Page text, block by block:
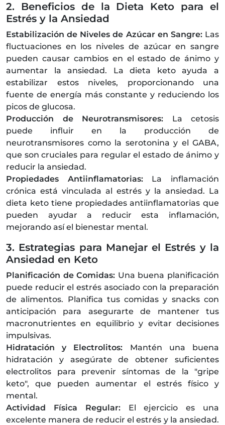
2. Beneficios de la Dieta Keto para el
Estrés y la Ansiedad
Estabilización de Niveles de Azúcar en Sangre:Las
fluctuaciones en los niveles de azúcar en sangre
pueden causar cambios en el estado de ánimo y
aumentar la ansiedad. La dieta keto ayuda a
estabilizar estos niveles, proporcionando una
fuente de energía más constante y reduciendo los
picos de glucosa.
Producción de Neurotransmisores: La cetosis
puede influir en la producción de
neurotransmisores como la serotonina y el GABA,
que son cruciales para regular el estado de ánimo y
reducir la ansiedad.
Propiedades Antiinflamatorias:La inflamación
crónica está vinculada al estrés y la ansiedad. La
dieta keto tiene propiedades antiinflamatorias que
pueden ayudar a reducir esta inflamación,
mejorando así el bienestar mental.
3. Estrategias para Manejar el Estrés y la
Ansiedad en Keto
Planificación de Comidas: Una buena planificación
puede reducir el estrés asociado con la preparación
de alimentos. Planifica tus comidas y snacks con
anticipación para asegurarte de mantener tus
macronutrientes en equilibrio y evitar decisiones
impulsivas.
Hidratación y Electrolitos: Mantén una buena
hidratación y asegúrate de obtener suficientes
electrolitos para prevenir síntomas de la "gripe
keto", que pueden aumentar el estrés físico y
mental.
Actividad Física Regular:El ejercicio es una
excelente manera de reducir el estrés y la ansiedad.